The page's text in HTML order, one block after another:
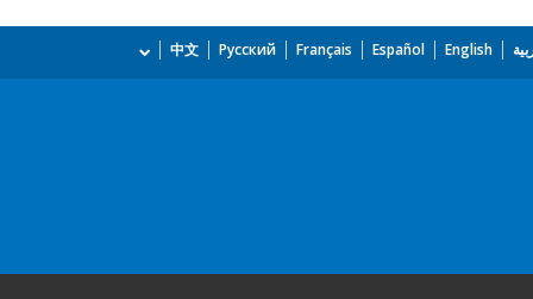
English
Español
Français
Русский
中文